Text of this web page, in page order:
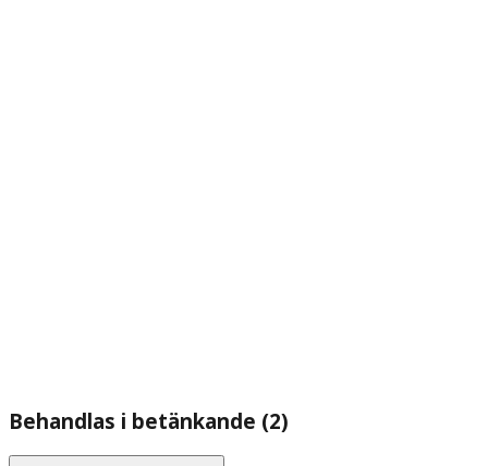
Behandlas i betänkande (2)